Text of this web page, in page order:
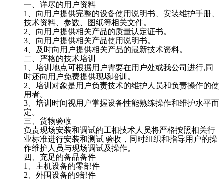
一、详尽的用户资料
1、向用户提供完整的设备使用说明书、安装维护手册、
技术资料、参数、图纸等相关文件。
2、向用户提供相关产品的质量认定证书。
3、向用户提供相关产品使用说明书。
4、及时向用户提供相关产品的最新技术资料。
二、严格的技术培训
1、培训地点可根据用户需要在用户处或我公司进行,同
时还向用户免费提供现场培训。
2、培训对象是用户负责技术的维护人员和负责操作的使
用者。
3、培训时间视用户掌握设备性能熟练操作和维护水平而
定。
三、货物验收
负责现场安装和调试的工相技术人员将严格按照相关行
业标准进行安装和测试 验收，同时组织和指导用户的操
作维护人员与现场调试及操作。
四、充足的备品备件
1、主机设备的零部件
2、外围设备的9部件